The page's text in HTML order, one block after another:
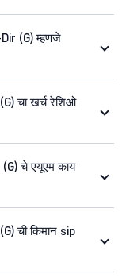
(G) म्हणजे
चा खर्च रेशिओ
चे एयूएम काय
ची किमान sip